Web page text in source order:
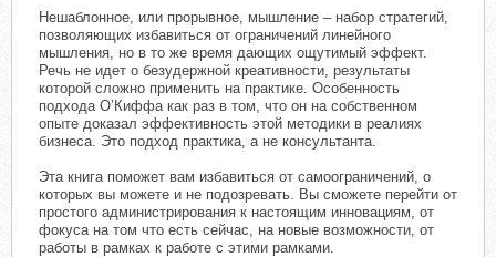
Нешаблонное, или прорывное, мышление – набор стратегий,
позволяющих избавиться от ограничений линейного
мышления, но в то же время дающих ощутимый эффект.
Речь не идет о безудержной креативности, результаты
которой сложно применить на практике. Особенность
подхода О’Киффа как раз в том, что он на собственном
опыте доказал эффективность этой методики в реалиях
бизнеса. Это подход практика, а не консультанта.
Эта книга поможет вам избавиться от самоограничений, о
которых вы можете и не подозревать. Вы сможете перейти от
простого администрирования к настоящим инновациям, от
фокуса на том что есть сейчас, на новые возможности, от
работы в рамках к работе с этими рамками.